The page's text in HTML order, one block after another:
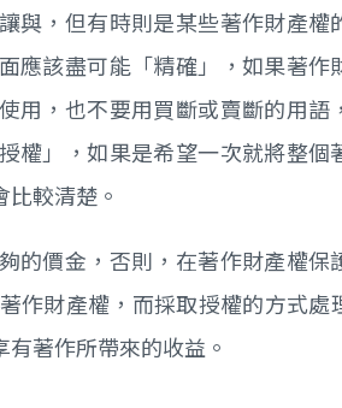
與，但有時則是某些著作財產權
應該盡可能「精確」，如果著作
用，也不要用買斷或賣斷的用語
權」，如果是希望一次就將整個
較清楚。
的價金，否則，在著作財產權保
作財產權，而採取授權的方式處
著作所帶來的收益。